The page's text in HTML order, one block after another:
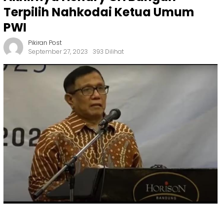
Terpilih Nahkodai Ketua Umum
PWI
Pikiran Post
September 27, 2023
393 Dilihat